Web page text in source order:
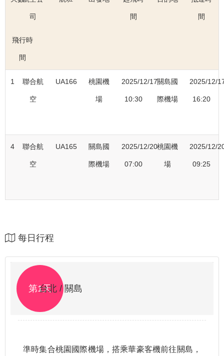
司 間 間
飛行時
間
1 聯合航
空
UA166 桃園機
場
2025/12/17
10:30
關島國
際機場
2025/12/
16:20
4 聯合航
空
UA165 關島國
際機場
2025/12/20
07:00
桃園機
場
2025/12/
09:25
每日行程
第1天台北 / 關島
準時集合桃園國際機場，搭乘華豪客機前往關島，